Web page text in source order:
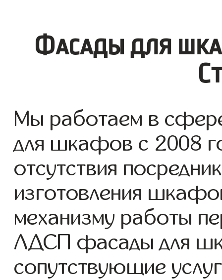
Фасады для
Мы работаем в
для шкафов с 2008
отсутствия
изготовления
механизму работы
ЛДСП фасады для
сопутствующие